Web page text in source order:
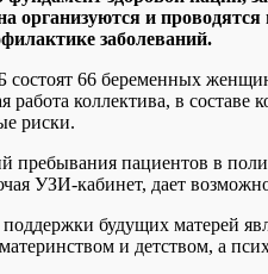
организуются и
заболеваний.
состоят 66 беременных
коллектива, в
риски.
пребывания пациентов в
УЗИ-кабинет, дает
будущих матерей
и детством, а